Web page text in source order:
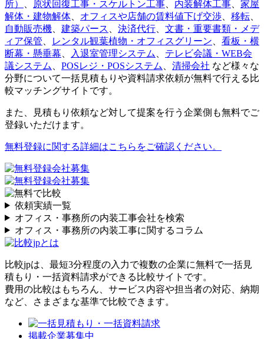
所） 原状回復工事・スケルトン工事 内装解体工事
家屋
解体・建物解体
オフィスや店舗の賃料値下げ交渉 移転
自動販売機
建築パース 決済代行
文書・重要書類・メデ
ィア保管
レンタル観葉植物・オフィスグリーン
看板・横
断幕・懸垂幕
入退室管理システム
テレビ会議・WEB会
議システム
POSレジ・POSシステム 清掃会社 など様々な
分野について一括見積もりや資料請求依頼が無料で行える比
較マッチングサイトです。
また、見積もり依頼など対して提案を行う企業側も無料でご
登録いただけます。
無料登録に関する詳細はこちらをご確認ください。
依頼実績一覧
オフィス・事務所の内装工事会社を検索
オフィス・事務所の内装工事に関するコラム
比較jpは、 最短3分程度の入力で複数の企業に無料で一括見
積もり・一括資料請求ができる比較サイトです。
費用の比較はもちろん、サービス内容や担当者の対応、納期
など、さまざまな基準で比較できます。
掲載企業募集中